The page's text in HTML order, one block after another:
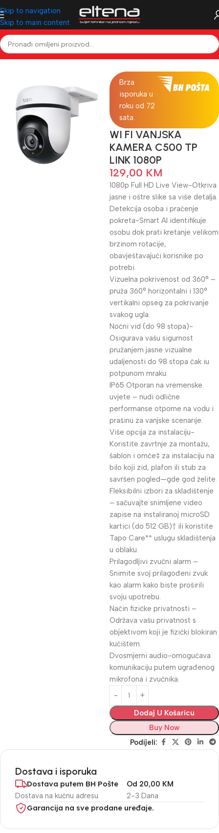
Skip to navigation
Skip to main content
Početna Smart Home
Brza
isporuka u
roku od 72
sata.
WI FI VANJSKA
KAMERA C500 TP
LINK 1080P
129,00 KM
1080p Full HD Live View-Otkriva
jasne i oštre slike sa više detalja.
Detekcija osoba i praćenje
pokreta-Smart AI identifikuje
osobu dok prati kretanje velikom
brzinom rotacije,
obavještavajući korisnike po
potrebi.
Vizuelna pokrivenost od 360° –
pruža 360° horizontalni i 130°
vertikalni opseg za pokrivanje
svakog ugla.
Noćni vid (do 98 stopa)-
Osigurava vašu sigurnost
pružanjem jasne vizualne
udaljenosti do 98 stopa čak iu
potpunom mraku.
IP65 Otporan na vremenske
uvjete – nudi odlične
performanse otporne na vodu i
prašinu za vanjske scenarije.
Više opcija za instalaciju-
Koristite zavrtnje za montažu,
šablon i omče‡ za instalaciju na
bilo koji zid, plafon ili stub za
savršen pogled—gde god želite.
Fleksibilni izbori za skladištenje
– sačuvajte snimljene video
zapise na instaliranoj microSD
kartici (do 512 GB)† ili koristite
Tapo Care** uslugu skladištenja
u oblaku.
Prilagodljivi zvučni alarm –
Snimite svoj prilagođeni zvuk
kao alarm kako biste proširili
svoju upotrebu.
Način fizičke privatnosti –
Održava vašu privatnost s
objektivom koji je fizički blokiran
kućištem.
Dvosmjerni audio-omogućava
komunikaciju putem ugrađenog
mikrofona i zvučnika.
Dodaj U Košaricu
Buy Now
Podijeli:
Dostava i isporuka
Dostava putem BH Pošte
Dostava na kućnu adresu. 2-3 Dana
Od 20,00 KM
Garancija na sve prodane uređaje.